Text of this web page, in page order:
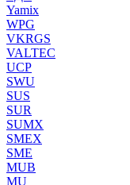
Yamix
WPG
VKRGS
VALTEC
UCP
SWU
SUS
SUR
SUMX
SMEX
SME
MUB
MU